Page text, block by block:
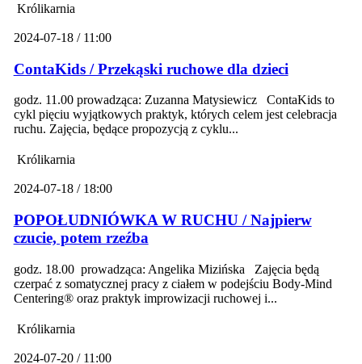
Królikarnia
2024-07-18 / 11:00
ContaKids / Przekąski ruchowe dla dzieci
godz. 11.00 prowadząca: Zuzanna Matysiewicz ContaKids to
cykl pięciu wyjątkowych praktyk, których celem jest celebracja
ruchu. Zajęcia, będące propozycją z cyklu...
Królikarnia
2024-07-18 / 18:00
POPOŁUDNIÓWKA W RUCHU / Najpierw
czucie, potem rzeźba
godz. 18.00 prowadząca: Angelika Mizińska Zajęcia będą
czerpać z somatycznej pracy z ciałem w podejściu Body-Mind
Centering® oraz praktyk improwizacji ruchowej i...
Królikarnia
2024-07-20 / 11:00